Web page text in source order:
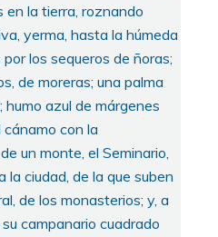
en la tierra, roznando
yerma, hasta la húmeda
los sequeros de ñoras;
de moreras; una palma
azul de márgenes
con la
un monte, el Seminario,
la ciudad, de la que suben
de los monasterios; y, a
campanario cuadrado